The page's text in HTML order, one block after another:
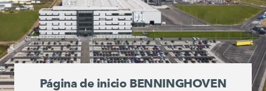
Página de inicio BENNINGHOVEN